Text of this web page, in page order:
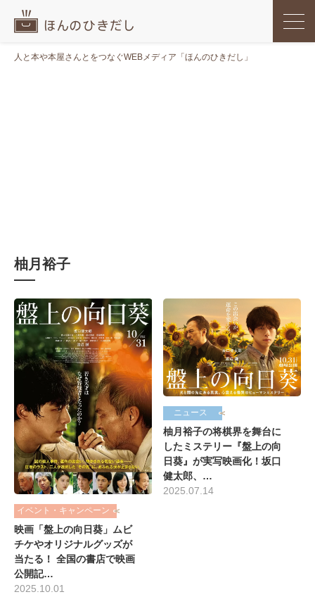
人と本や本屋さんとをつなぐWEBメディア「ほんのひきだし」
柚月裕子
イベント・キャンペーン
映画「盤上の向日葵」ムビ
チケやオリジナルグッズが
当たる！ 全国の書店で映画
公開記…
2025.10.01
ニュース
柚月裕子の将棋界を舞台に
したミステリー『盤上の向
日葵』が実写映画化！坂口
健太郎、…
2025.07.14